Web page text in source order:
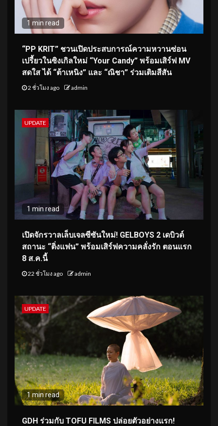
1 min read
“PP KRIT” ชวนเปิดประสบการณ์ความหวานซ่อน
เปรี้ยวในซิงเกิลใหม่ “Your Candy” พร้อมเสิร์ฟ MV
สดใส ได้ “ต้าเหนิง” และ “ณิชา” ร่วมเติมสีสัน
2 ชั่วโมง ago admin
UPDATE
1 min read
เปิดจักรวาลเล็บเจลซีซันใหม่! GELBOYS 2 เดบิวต์
สถานะ “ติ่งแฟน” พร้อมเสิร์ฟความคลั่งรัก ตอนแรก
8 ส.ค.นี้
22 ชั่วโมง ago admin
UPDATE
1 min read
GDH ร่วมกับ TOFU FILMS ปล่อยตัวอย่างแรก!